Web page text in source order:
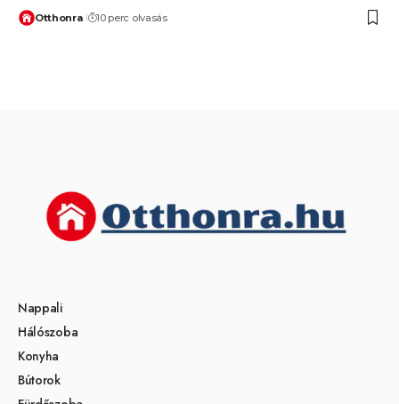
Otthonra 10 perc olvasás
Nappali
Hálószoba
Konyha
Bútorok